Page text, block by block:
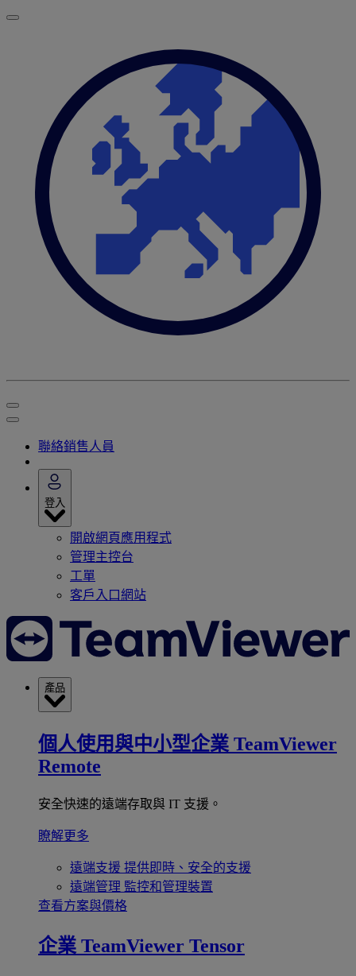
聯絡銷售人員
登入
開啟網頁應用程式
管理主控台
工單
客戶入口網站
產品
個人使用與中小型企業 TeamViewer
Remote
安全快速的遠端存取與 IT 支援。
瞭解更多
遠端支援 提供即時、安全的支援
遠端管理 監控和管理裝置
查看方案與價格
企業 TeamViewer Tensor